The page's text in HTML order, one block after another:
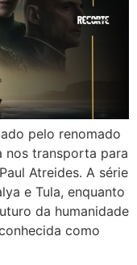
pelo renomado
nos transporta para
Atreides. A série
e Tula, enquanto
da humanidade
como